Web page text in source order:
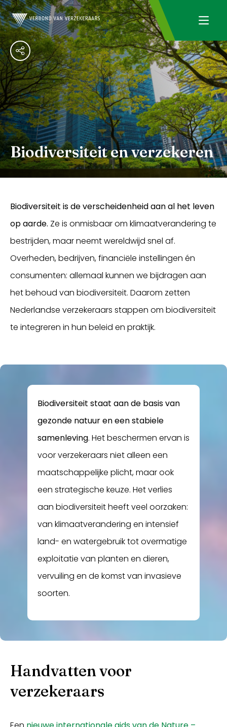
Biodiversiteit en verzekeren
Biodiversiteit is de verscheidenheid aan al het leven
op aarde. Ze is onmisbaar om klimaatverandering te
bestrijden, maar neemt wereldwijd snel af.
Overheden, bedrijven, financiële instellingen én
consumenten: allemaal kunnen we bijdragen aan
het behoud van biodiversiteit. Daarom zetten
Nederlandse verzekeraars stappen om biodiversiteit
te integreren in hun beleid en praktijk.
Biodiversiteit staat aan de basis van
gezonde natuur en een stabiele
samenleving. Het beschermen ervan is
voor verzekeraars niet alleen een
maatschappelijke plicht, maar ook
een strategische keuze. Het verlies
aan biodiversiteit heeft veel oorzaken:
van klimaatverandering en intensief
land- en watergebruik tot overmatige
exploitatie van planten en dieren,
vervuiling en de komst van invasieve
soorten.
Handvatten voor
verzekeraars